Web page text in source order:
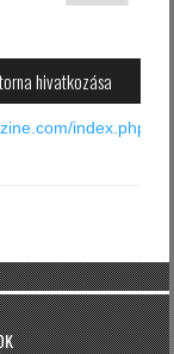
hivatkozása
index.php?